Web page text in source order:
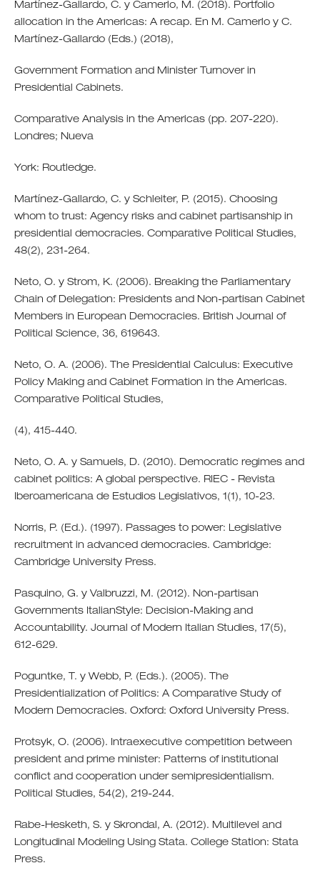
Martínez-Gallardo, C. y Camerlo, M. (2018). Portfolio
allocation in the Americas: A recap. En M. Camerlo y C.
Martínez-Gallardo (Eds.) (2018),
Government Formation and Minister Turnover in
Presidential Cabinets.
Comparative Analysis in the Americas (pp. 207-220).
Londres; Nueva
York: Routledge.
Martínez-Gallardo, C. y Schleiter, P. (2015). Choosing
whom to trust: Agency risks and cabinet partisanship in
presidential democracies. Comparative Political Studies,
48(2), 231-264.
Neto, O. y Strom, K. (2006). Breaking the Parliamentary
Chain of Delegation: Presidents and Non-partisan Cabinet
Members in European Democracies. British Journal of
Political Science, 36, 619643.
Neto, O. A. (2006). The Presidential Calculus: Executive
Policy Making and Cabinet Formation in the Americas.
Comparative Political Studies,
(4), 415-440.
Neto, O. A. y Samuels, D. (2010). Democratic regimes and
cabinet politics: A global perspective. RIEC - Revista
Iberoamericana de Estudios Legislativos, 1(1), 10-23.
Norris, P. (Ed.). (1997). Passages to power: Legislative
recruitment in advanced democracies. Cambridge:
Cambridge University Press.
Pasquino, G. y Valbruzzi, M. (2012). Non-partisan
Governments ItalianStyle: Decision-Making and
Accountability. Journal of Modern Italian Studies, 17(5),
612-629.
Poguntke, T. y Webb, P. (Eds.). (2005). The
Presidentialization of Politics: A Comparative Study of
Modern Democracies. Oxford: Oxford University Press.
Protsyk, O. (2006). Intraexecutive competition between
president and prime minister: Patterns of institutional
conflict and cooperation under semipresidentialism.
Political Studies, 54(2), 219-244.
Rabe-Hesketh, S. y Skrondal, A. (2012). Multilevel and
Longitudinal Modeling Using Stata. College Station: Stata
Press.